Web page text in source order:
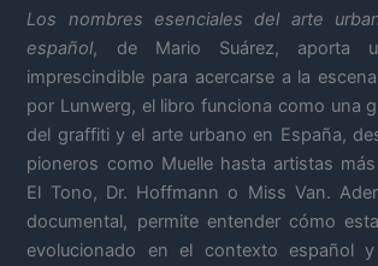
Los nombres esenciales del arte
español, de Mario Suárez, aporta
imprescindible para acercarse a la
por Lunwerg, el libro funciona como una
del graffiti y el arte urbano en España,
pioneros como Muelle hasta artistas
El Tono, Dr. Hoffmann o Miss Van.
documental, permite entender cómo
evolucionado en el contexto español